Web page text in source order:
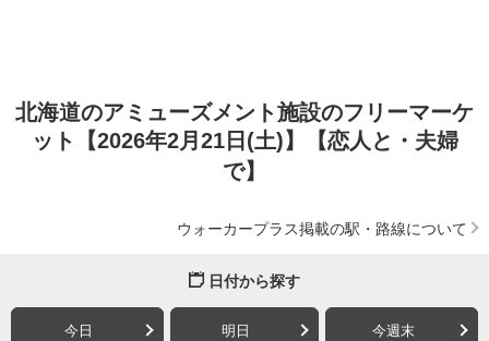
北海道のアミューズメント施設のフリーマーケ
ット【2026年2月21日(土)】【恋人と・夫婦
で】
ウォーカープラス掲載の駅・路線について
日付から探す
今日 明日 今週末